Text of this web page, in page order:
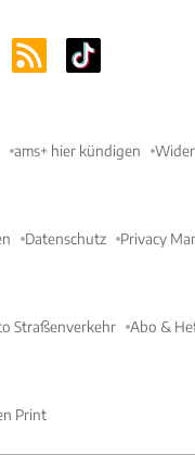
ams+ hier kündigen
Datenschutz Privacy
Straßenverkehr Abo &
Print